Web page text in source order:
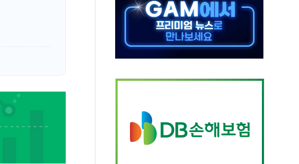
안의 만남
지도자 위독…곧 사망해도 놀랍지 않아"
국내 최대 규모 400MW 태양광 착공…여의도 1.6배 규모
속 유가 상승에 소폭 하락...금융주 낙폭 커